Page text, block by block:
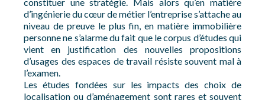
d’ingénierie du cœur de métier l’entreprise s’attache au
niveau de preuve le plus fin, en matière immobilière
personne ne s’alarme du fait que le corpus d’études qui
vient en justification des nouvelles propositions
d’usages des espaces de travail résiste souvent mal à
l’examen.
Les études fondées sur les impacts des choix de
localisation ou d’aménagement sont rares et souvent